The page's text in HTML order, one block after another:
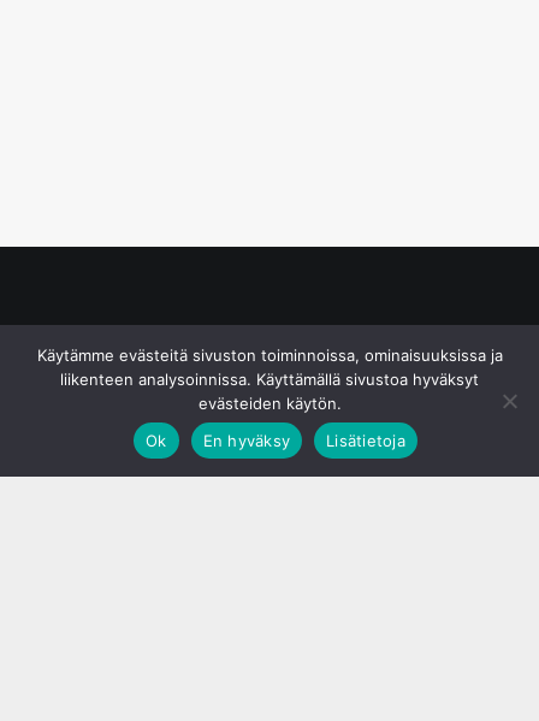
Käytämme evästeitä sivuston toiminnoissa, ominaisuuksissa ja
liikenteen analysoinnissa. Käyttämällä sivustoa hyväksyt
evästeiden käytön.
Ok
En hyväksy Lisätietoja